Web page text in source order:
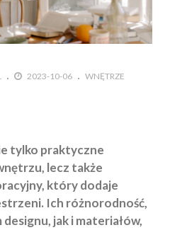
2023-10-06 WNĘTRZE
tylko praktyczne
lecz także
który dodaje
Ich różnorodność,
jak i materiałów,